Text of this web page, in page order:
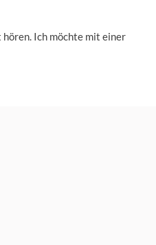
Ich möchte mit einer